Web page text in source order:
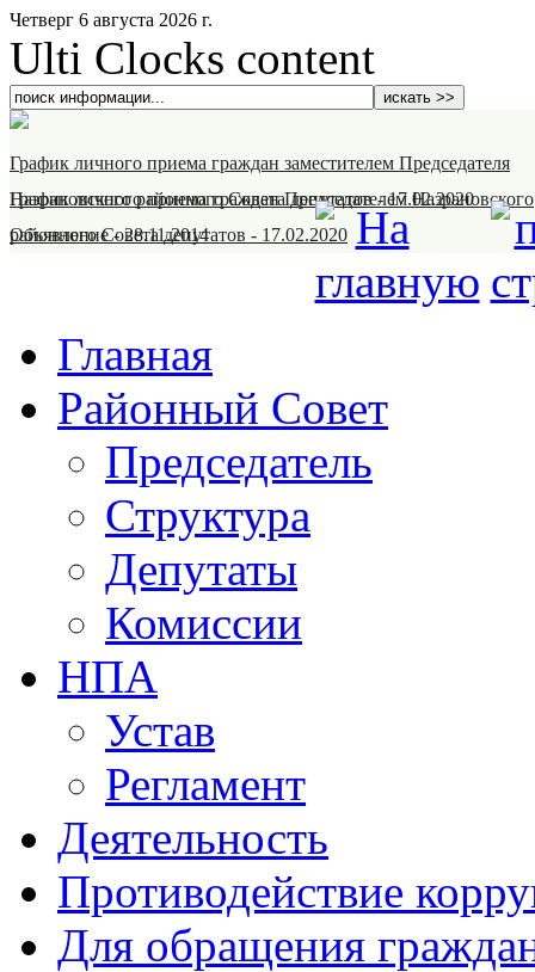
Четверг 6 августа 2026 г.
Ulti Clocks content
График личного приема граждан заместителем Председателя
Назрановского районного Совета депутатов-17.02.2020
График личного приема граждан Председателем Назрановского
районного Совета депутатов - 17.02.2020
Объявление-28.11.2014
Главная
Районный Совет
Председатель
Структура
Депутаты
Комиссии
НПА
Устав
Регламент
Деятельность
Противодействие
Для обращения